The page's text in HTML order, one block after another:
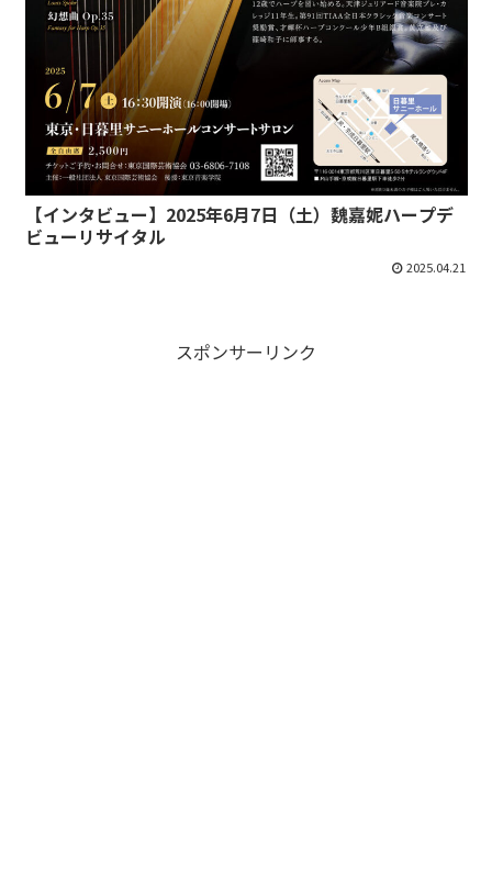
【インタビュー】2025年6月7日（土）魏嘉妮ハープデ
ビューリサイタル
2025.04.21
スポンサーリンク